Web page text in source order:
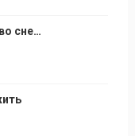
сне…